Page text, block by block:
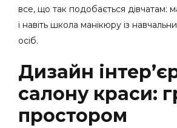
все, що так подобається дівчатам:
і навіть школа манікюру із
осіб.
Дизайн
салону краси:
простором